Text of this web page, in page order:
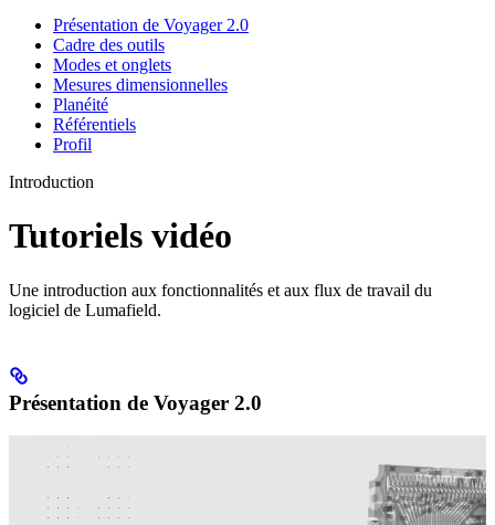
Présentation de Voyager 2.0
Cadre des outils
Modes et onglets
Mesures dimensionnelles
Planéité
Référentiels
Profil
Introduction
Tutoriels vidéo
Une introduction aux fonctionnalités et aux flux de travail du
logiciel de Lumafield.
Présentation de Voyager 2.0